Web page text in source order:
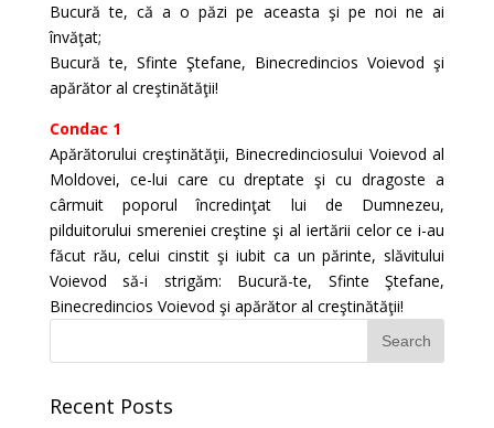
Bucură te, că a o păzi pe aceasta şi pe noi ne ai
învăţat;
Bucură te, Sfinte Ştefane, Binecredincios Voievod şi
apărător al creştinătăţii!
Condac 1
Apărătorului creştinătăţii, Binecredinciosului Voievod al
Moldovei, ce-lui care cu dreptate şi cu dragoste a
cârmuit poporul încredinţat lui de Dumnezeu,
pilduitorului smereniei creştine şi al iertării celor ce i-au
făcut rău, celui cinstit şi iubit ca un părinte, slăvitului
Voievod să-i strigăm: Bucură-te, Sfinte Ştefane,
Binecredincios Voievod şi apărător al creştinătăţii!
Recent Posts